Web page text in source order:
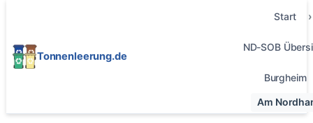
Tonnenleerung.de
Start
ND-SOB
Burgheim
Am